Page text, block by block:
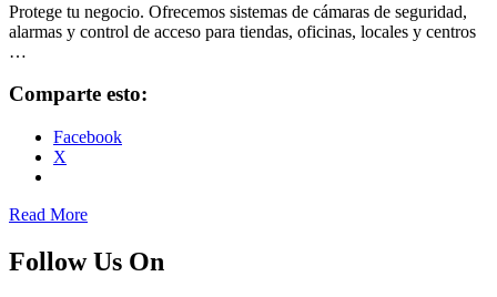
Protege tu negocio. Ofrecemos sistemas de cámaras de seguridad,
alarmas y control de acceso para tiendas, oficinas, locales y centros
…
Comparte esto:
Facebook
X
Read More
Follow Us On